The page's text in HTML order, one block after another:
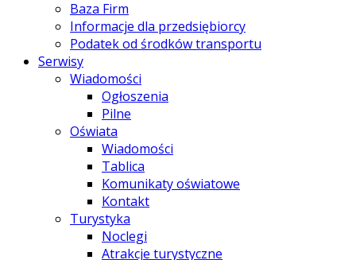
Baza Firm
Informacje dla przedsiębiorcy
Podatek od środków transportu
Serwisy
Wiadomości
Ogłoszenia
Pilne
Oświata
Wiadomości
Tablica
Komunikaty oświatowe
Kontakt
Turystyka
Noclegi
Atrakcje turystyczne